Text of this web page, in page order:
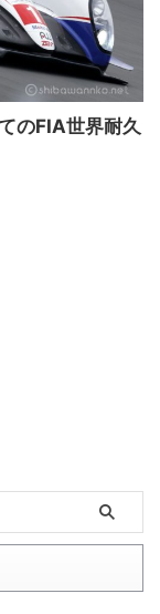
のFIA世界耐久